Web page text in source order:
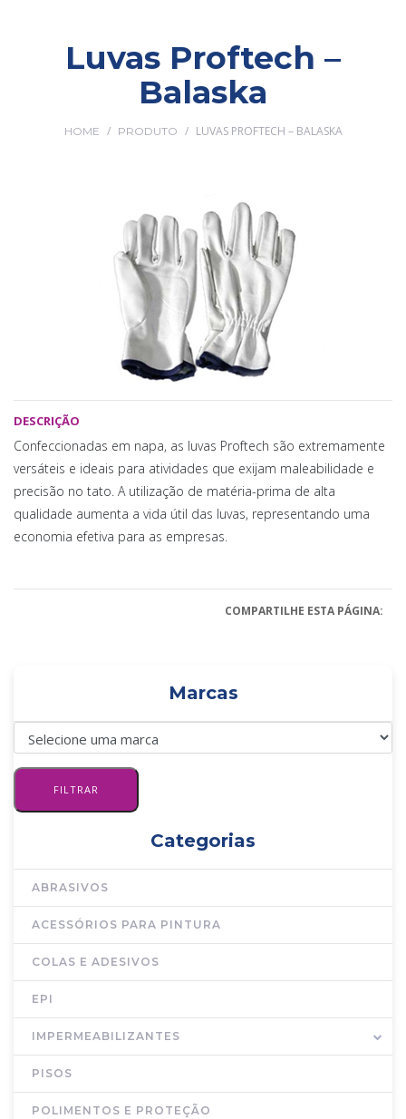
Luvas Proftech –
Balaska
HOME / PRODUTO / LUVAS PROFTECH – BALASKA
DESCRIÇÃO
Confeccionadas em napa, as luvas Proftech são extremamente
versáteis e ideais para atividades que exijam maleabilidade e
precisão no tato. A utilização de matéria-prima de alta
qualidade aumenta a vida útil das luvas, representando uma
economia efetiva para as empresas.
COMPARTILHE ESTA PÁGINA:
Marcas
Categorias
ABRASIVOS
ACESSÓRIOS PARA PINTURA
COLAS E ADESIVOS
EPI
IMPERMEABILIZANTES
PISOS
POLIMENTOS E PROTEÇÃO